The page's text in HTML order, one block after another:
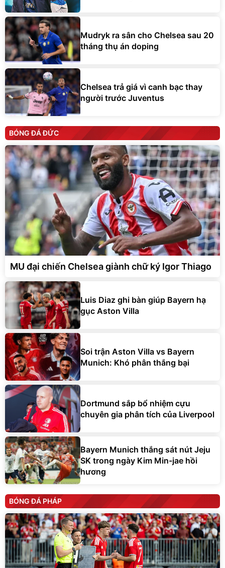
Mudryk ra sân cho Chelsea sau 20
tháng thụ án doping
Chelsea trả giá vì canh bạc thay
người trước Juventus
BÓNG ĐÁ ĐỨC
MU đại chiến Chelsea giành chữ ký Igor Thiago
Luis Diaz ghi bàn giúp Bayern hạ
gục Aston Villa
Soi trận Aston Villa vs Bayern
Munich: Khó phân thắng bại
Dortmund sắp bổ nhiệm cựu
chuyên gia phân tích của Liverpool
Bayern Munich thắng sát nút Jeju
SK trong ngày Kim Min-jae hồi
hương
BÓNG ĐÁ PHÁP